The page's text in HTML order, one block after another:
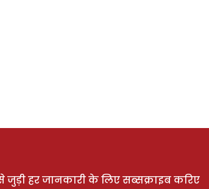
जुड़ी हर जानकारी के लिए सब्सक्राइब करिए